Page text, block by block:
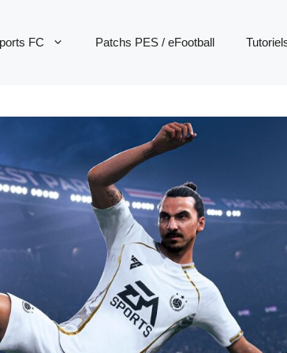
FC Patchs PES / eFootball